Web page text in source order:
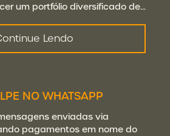
um portfólio diversificado de…
Lendo
NO WHATSAPP
enviadas via
pagamentos em nome do